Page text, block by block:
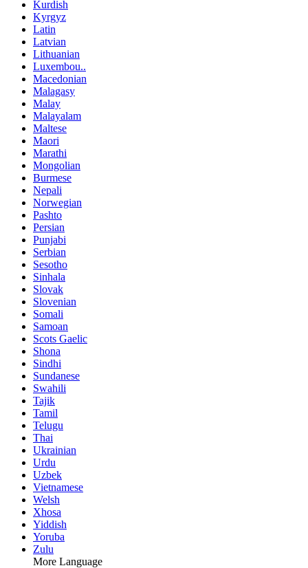
Kurdish
Kyrgyz
Latin
Latvian
Lithuanian
Luxembou..
Macedonian
Malagasy
Malay
Malayalam
Maltese
Maori
Marathi
Mongolian
Burmese
Nepali
Norwegian
Pashto
Persian
Punjabi
Serbian
Sesotho
Sinhala
Slovak
Slovenian
Somali
Samoan
Scots Gaelic
Shona
Sindhi
Sundanese
Swahili
Tajik
Tamil
Telugu
Thai
Ukrainian
Urdu
Uzbek
Vietnamese
Welsh
Xhosa
Yiddish
Yoruba
Zulu
More Language